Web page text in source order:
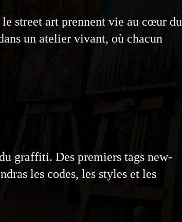
street art prennent vie au cœur du
un atelier vivant, où chacun
graffiti. Des premiers tags new-
les codes, les styles et les